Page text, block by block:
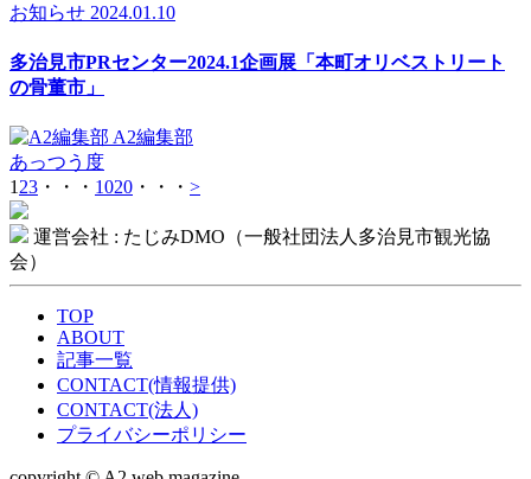
お知らせ 2024.01.10
多治見市PRセンター2024.1企画展「本町オリベストリート
の骨董市」
A2編集部
あっつう度
123 ・・・ 1020 ・・・ >
運営会社 : たじみDMO（一般社団法人多治見市観光協
会）
TOP
ABOUT
記事一覧
CONTACT(情報提供)
CONTACT(法人)
プライバシーポリシー